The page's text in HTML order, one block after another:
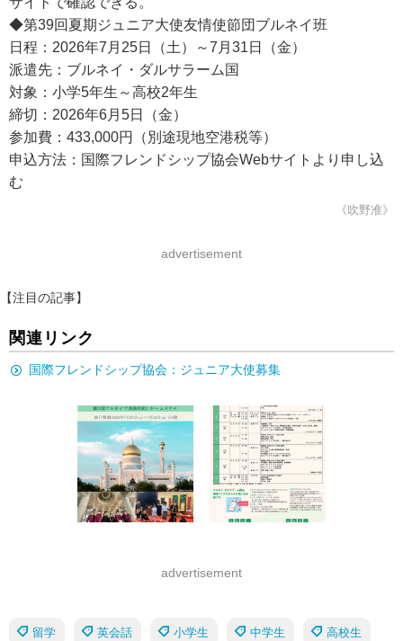
◆第39回夏期ジュニア大使友情使節団ブルネイ班
日程：2026年7月25日（土）～7月31日（金）
派遣先：ブルネイ・ダルサラーム国
対象：小学5年生～高校2年生
締切：2026年6月5日（金）
参加費：433,000円（別途現地空港税等）
申込方法：国際フレンドシップ協会Webサイトより申し込
む
《吹野准》
advertisement
【注目の記事】
関連リンク
国際フレンドシップ協会：ジュニア大使募集
advertisement
留学 英会話 小学生 中学生 高校生